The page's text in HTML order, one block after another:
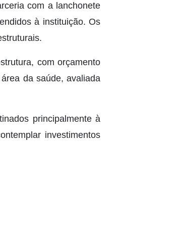
com a lanchonete
à instituição. Os
com orçamento
da saúde, avaliada
principalmente à
investimentos